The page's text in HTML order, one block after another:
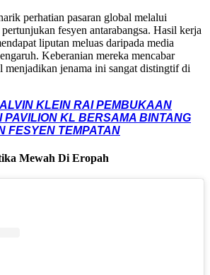
perhatian pasaran global melalui
fesyen antarabangsa. Hasil kerja
liputan meluas daripada media
Keberanian mereka mencabar
menjadikan jenama ini sangat distingtif di
KLEIN RAI PEMBUKAAN
KL BERSAMA BINTANG
FESYEN TEMPATAN
Mewah Di Eropah